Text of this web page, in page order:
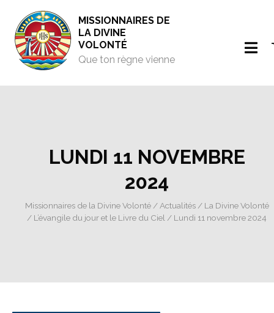
MISSIONNAIRES DE
LA DIVINE
VOLONTÉ
Que ton règne vienne
LUNDI 11 NOVEMBRE
2024
Missionnaires de la Divine Volonté/ Actualités/ La Divine Volonté
/ L’évangile du jour et le Livre du Ciel / Lundi 11 novembre 2024